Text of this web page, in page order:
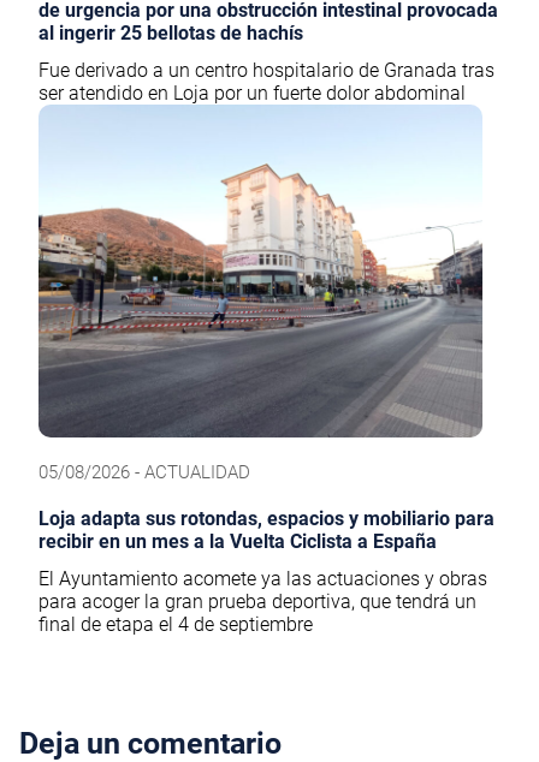
de urgencia por una obstrucción intestinal provocada
al ingerir 25 bellotas de hachís
Fue derivado a un centro hospitalario de Granada tras
ser atendido en Loja por un fuerte dolor abdominal
05/08/2026 - ACTUALIDAD
Loja adapta sus rotondas, espacios y mobiliario para
recibir en un mes a la Vuelta Ciclista a España
El Ayuntamiento acomete ya las actuaciones y obras
para acoger la gran prueba deportiva, que tendrá un
final de etapa el 4 de septiembre
Deja un comentario